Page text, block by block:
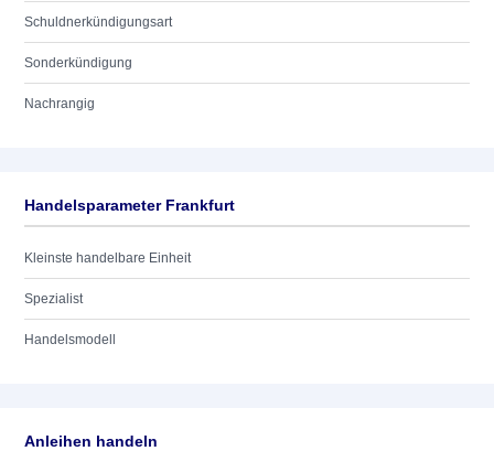
Schuldnerkündigungsart
Sonderkündigung
Nachrangig
Handelsparameter Frankfurt
Kleinste handelbare Einheit
Spezialist
Handelsmodell
Anleihen handeln